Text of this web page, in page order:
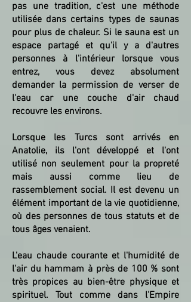
pas une tradition, c'est une méthode
utilisée dans certains types de saunas
pour plus de chaleur. Si le sauna est un
espace partagé et qu'il y a d'autres
personnes à l'intérieur lorsque vous
entrez, vous devez absolument
demander la permission de verser de
l'eau car une couche d'air chaud
recouvre les environs.
​Lorsque les Turcs sont arrivés en
Anatolie, ils l'ont développé et l'ont
utilisé non seulement pour la propreté
mais aussi comme lieu de
rassemblement social. Il est devenu un
élément important de la vie quotidienne,
où des personnes de tous statuts et de
tous âges venaient.
L'eau chaude courante et l'humidité de
l'air du hammam à près de 100 % sont
très propices au bien-être physique et
spirituel. Tout comme dans l'Empire